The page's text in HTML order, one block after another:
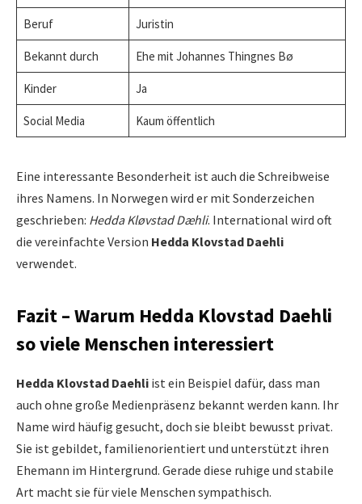
Beruf Juristin
Bekannt durch Ehe mit Johannes Thingnes Bø
Kinder Ja
Social Media Kaum öffentlich
Eine interessante Besonderheit ist auch die Schreibweise
ihres Namens. In Norwegen wird er mit Sonderzeichen
geschrieben: Hedda Kløvstad Dæhli. International wird oft
die vereinfachte Version Hedda Klovstad Daehli
verwendet.
Fazit – Warum Hedda Klovstad Daehli
so viele Menschen interessiert
Hedda Klovstad Daehli ist ein Beispiel dafür, dass man
auch ohne große Medienpräsenz bekannt werden kann. Ihr
Name wird häufig gesucht, doch sie bleibt bewusst privat.
Sie ist gebildet, familienorientiert und unterstützt ihren
Ehemann im Hintergrund. Gerade diese ruhige und stabile
Art macht sie für viele Menschen sympathisch.